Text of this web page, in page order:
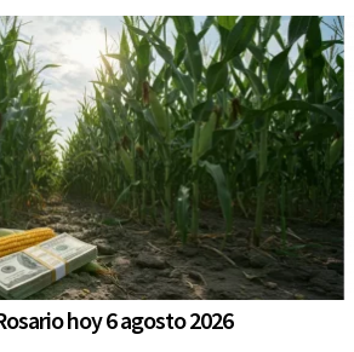
hoy 6 agosto 2026